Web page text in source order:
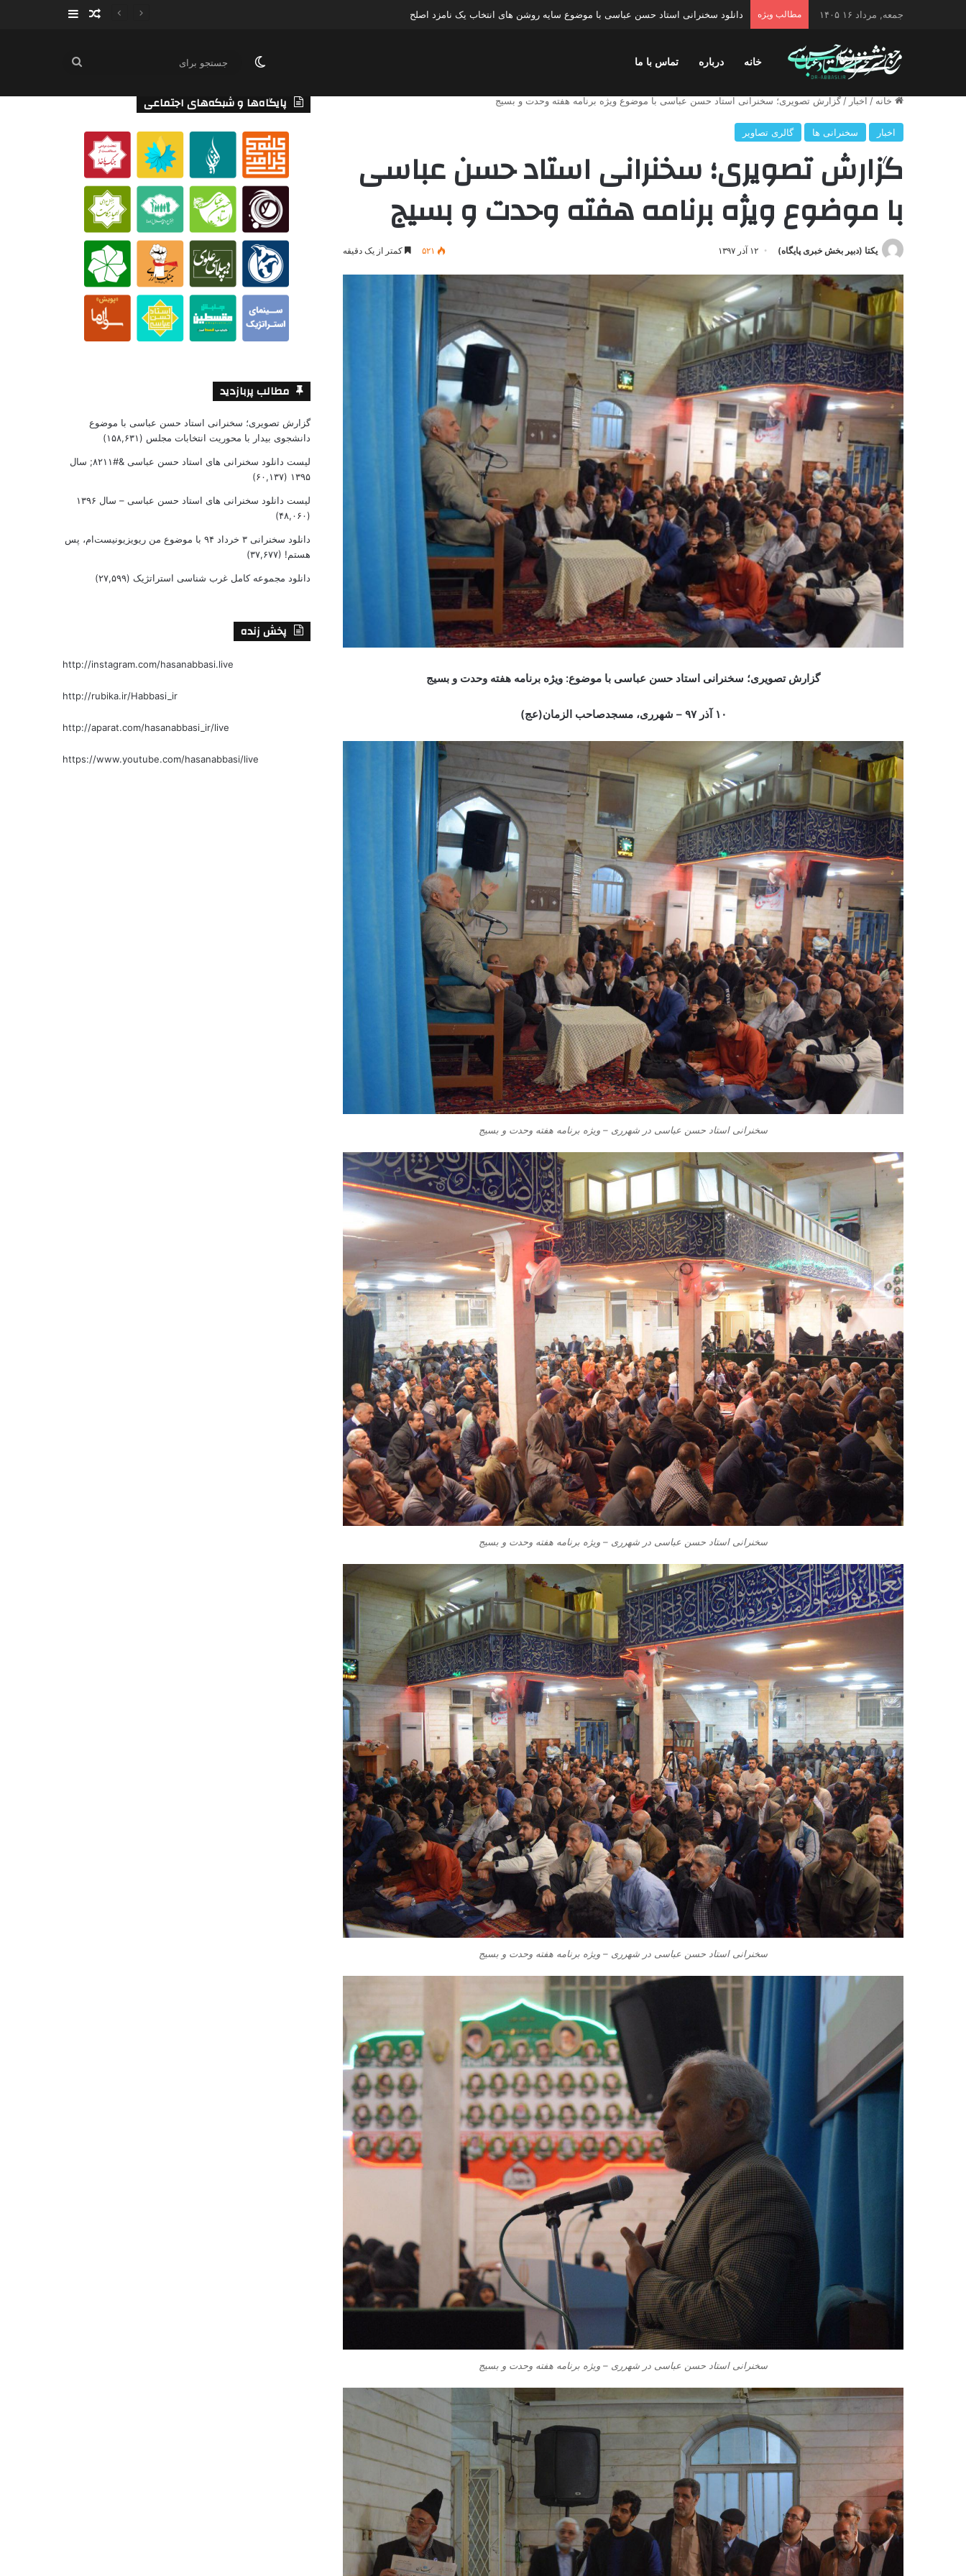
جمعه, مرداد ۱۶ ۱۴۰۵ مطالب ویژه دانلود سخنرانی استاد حسن عباسی با موضوع چهار انتخاب ۱۴۰۰ نوشته تصادفی
سایدبار
خانه درباره تماس با ما تغییر پوسته
جستجو
خانه / اخبار / گزارش تصویری؛ سخنرانی استاد حسن عباسی با موضوع ویژه برنامه هفته وحدت و بسیج
اخبار سخنرانی ها گالری تصاویر
گزارش تصویری؛ سخنرانی استاد حسن عباسی
با موضوع ویژه برنامه هفته وحدت و بسیج
یکتا (دبیر بخش خبری پایگاه) ۱۲ آذر ۱۳۹۷ ۵۲۱ کمتر از یک دقیقه
گزارش تصویری؛ سخنرانی استاد حسن عباسی با موضوع: ویژه برنامه هفته وحدت و بسیج
۱۰ آذر ۹۷ – شهرری، مسجدصاحب الزمان(عج)
سخنرانی استاد حسن عباسی در شهرری – ویژه برنامه هفته وحدت و بسیج
سخنرانی استاد حسن عباسی در شهرری – ویژه برنامه هفته وحدت و بسیج
سخنرانی استاد حسن عباسی در شهرری – ویژه برنامه هفته وحدت و بسیج
سخنرانی استاد حسن عباسی در شهرری – ویژه برنامه هفته وحدت و بسیج
پایگاه‌ها و شبکه‌های اجتماعی
مطالب پربازدید
گزارش تصویری؛ سخنرانی استاد حسن عباسی با موضوع
دانشجوی بیدار با محوریت انتخابات مجلس (۱۵۸,۶۳۱)
لیست دانلود سخنرانی های استاد حسن عباسی &#۸۲۱۱; سال
۱۳۹۵ (۶۰,۱۳۷)
لیست دانلود سخنرانی های استاد حسن عباسی – سال ۱۳۹۶
(۴۸,۰۶۰)
دانلود سخنرانی ۳ خرداد ۹۴ با موضوع من ریویزیونیست‌ام، پس
هستم! (۳۷,۶۷۷)
دانلود مجموعه کامل غرب شناسی استراتژیک (۲۷,۵۹۹)
پخش زنده
http://instagram.com/hasanabbasi.live
http://rubika.ir/Habbasi_ir
http://aparat.com/hasanabbasi_ir/live
https://www.youtube.com/hasanabbasi/live